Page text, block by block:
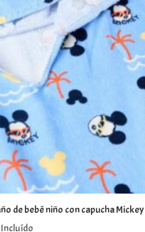
de bebé niño con capucha Mickey